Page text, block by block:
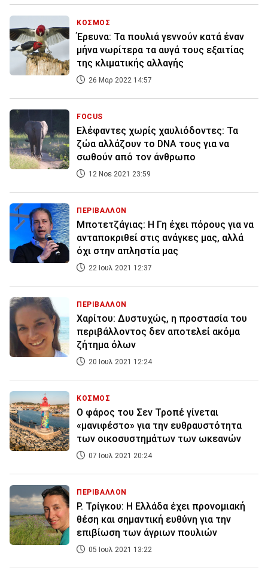
ΚΟΣΜΟΣ
Έρευνα: Τα πουλιά γεννούν κατά έναν
μήνα νωρίτερα τα αυγά τους εξαιτίας
της κλιματικής αλλαγής
26 Μαρ 2022 14:57
FOCUS
Ελέφαντες χωρίς χαυλιόδοντες: Τα
ζώα αλλάζουν το DNA τους για να
σωθούν από τον άνθρωπο
12 Νοε 2021 23:59
ΠΕΡΙΒΑΛΛΟΝ
Μποτετζάγιας: Η Γη έχει πόρους για να
ανταποκριθεί στις ανάγκες μας, αλλά
όχι στην απληστία μας
22 Ιουλ 2021 12:37
ΠΕΡΙΒΑΛΛΟΝ
Χαρίτου: Δυστυχώς, η προστασία του
περιβάλλοντος δεν αποτελεί ακόμα
ζήτημα όλων
20 Ιουλ 2021 12:24
ΚΟΣΜΟΣ
Ο φάρος του Σεν Τροπέ γίνεται
«μανιφέστο» για την ευθραυστότητα
των οικοσυστημάτων των ωκεανών
07 Ιουλ 2021 20:24
ΠΕΡΙΒΑΛΛΟΝ
Ρ. Τρίγκου: Η Ελλάδα έχει προνομιακή
θέση και σημαντική ευθύνη για την
επιβίωση των άγριων πουλιών
05 Ιουλ 2021 13:22